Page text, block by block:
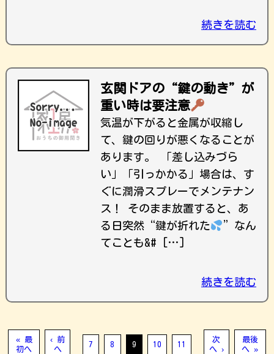
続きを読む
玄関ドアの“鍵の動き”が
重い時は要注意
気温が下がると金属が収縮し
て、鍵の回りが悪くなることが
あります。 「差し込みづら
い」「引っかかる」場合は、す
ぐに潤滑スプレーでメンテナン
ス！ そのまま放置すると、あ
る日突然“鍵が折れた
”なん
てことも&# […]
続きを読む
« 最
初へ
‹ 前
へ
7 8 9 10 11
次
へ ›
最後
へ »